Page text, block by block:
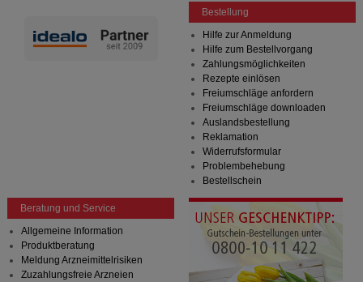
Bestellung
Hilfe zur Anmeldung
Hilfe zum Bestellvorgang
Zahlungsmöglichkeiten
Rezepte einlösen
Freiumschläge anfordern
Freiumschläge downloaden
Auslandsbestellung
Reklamation
Widerrufsformular
Problembehebung
Bestellschein
Beratung und Service
Allgemeine Information
Produktberatung
Meldung Arzneimittelrisiken
Zuzahlungsfreie Arzneien